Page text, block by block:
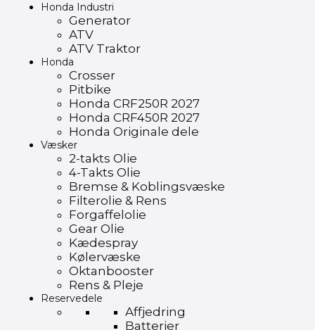
Honda Industri
Generator
ATV
ATV Traktor
Honda
Crosser
Pitbike
Honda CRF250R 2027
Honda CRF450R 2027
Honda Originale dele
Væsker
2-takts Olie
4-Takts Olie
Bremse & Koblingsvæske
Filterolie & Rens
Forgaffelolie
Gear Olie
Kædespray
Kølervæske
Oktanbooster
Rens & Pleje
Reservedele
Affjedring
Batterier